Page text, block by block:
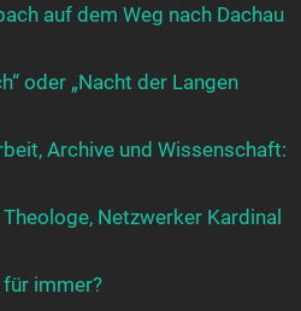
auf dem Weg nach Dachau
oder „Nacht der Langen
Archive und Wissenschaft:
Netzwerker Kardinal
immer?